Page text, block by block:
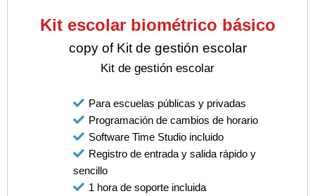
Kit escolar biométrico básico
copy of Kit de gestión escolar
Kit de gestión escolar
Para escuelas públicas y privadas
Programación de cambios de horario
Software Time Studio incluido
Registro de entrada y salida rápido y
sencillo
1 hora de soporte incluida